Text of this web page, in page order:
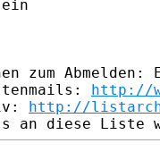
zum
http://
http://